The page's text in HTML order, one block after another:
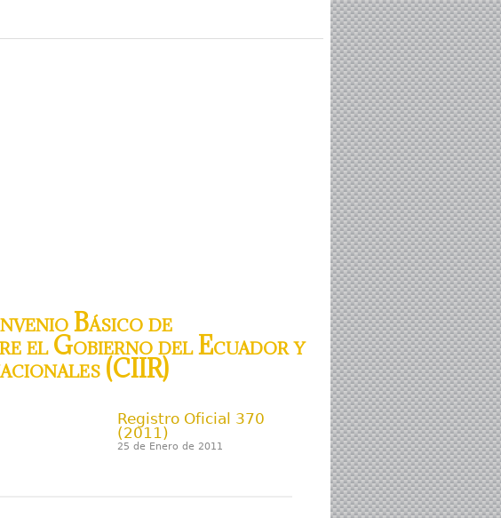
Básico de
el Gobierno del Ecuador y
(CIIR)
Registro Oficial 370
(2011)
25 de Enero de 2011